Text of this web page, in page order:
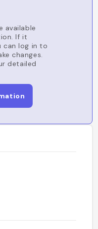
available
If it
can log in to
changes.
detailed